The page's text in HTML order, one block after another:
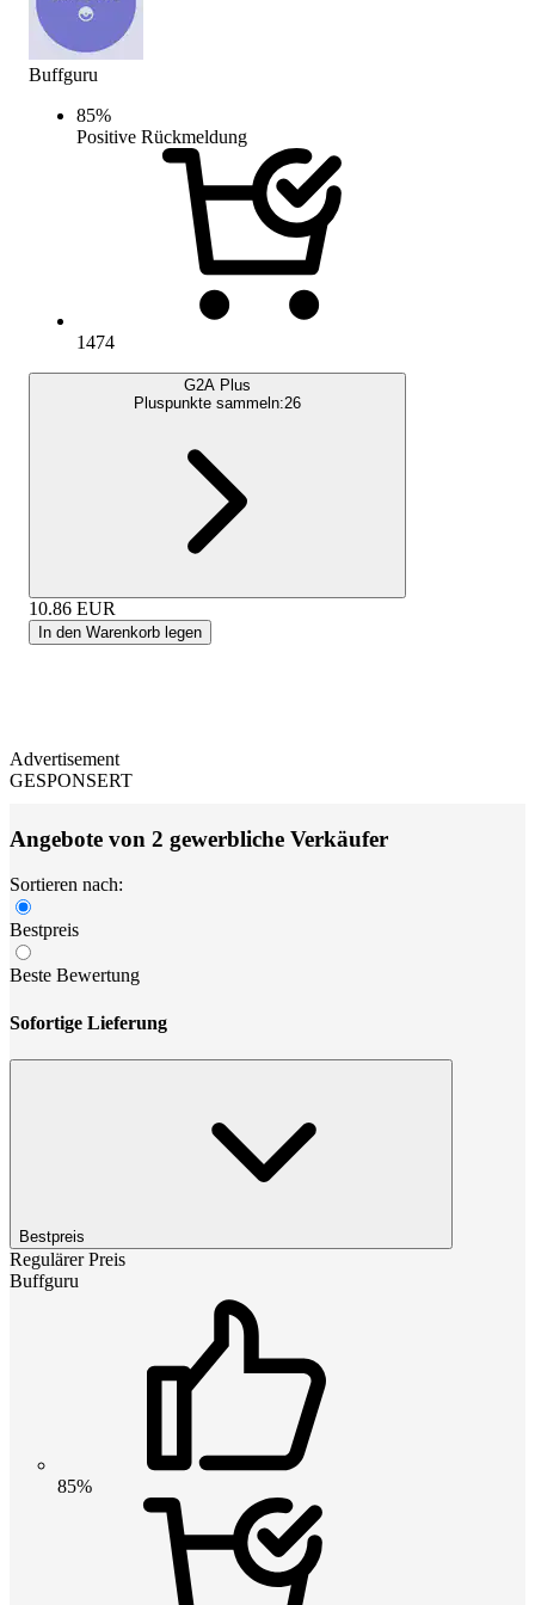
Buffguru
85%
Positive Rückmeldung
1474
G2A Plus
Pluspunkte sammeln:26
10.86 EUR
In den Warenkorb legen
Advertisement
GESPONSERT
Angebote von 2 gewerbliche Verkäufer
Sortieren nach:
Bestpreis
Beste Bewertung
Sofortige Lieferung
Bestpreis
Regulärer Preis
Buffguru
85%